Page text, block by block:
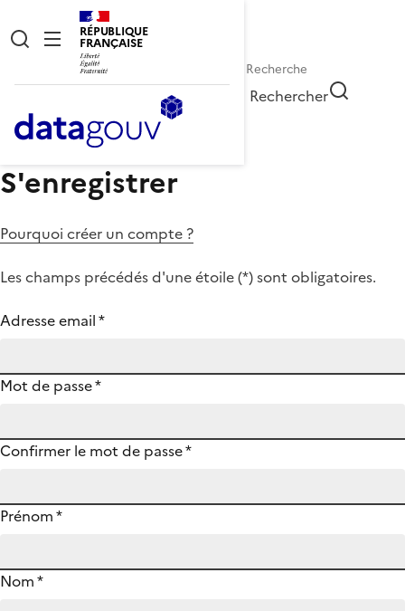
RÉPUBLIQUE
FRANÇAISE
Rechercher
S'enregistrer
Pourquoi créer un compte ?
Les champs précédés d'une étoile (*) sont obligatoires.
Adresse email*
Mot de passe*
Confirmer le mot de passe*
Prénom*
Nom*